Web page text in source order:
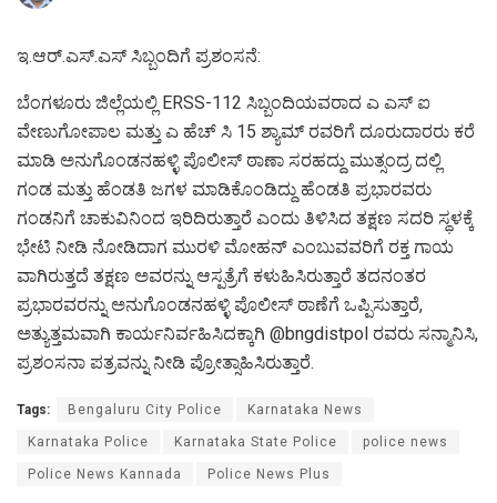
ಇ.ಆರ್.ಎಸ್.ಎಸ್ ಸಿಬ್ಬಂದಿಗೆ ಪ್ರಶಂಸನೆ:
ಬೆಂಗಳೂರು ಜಿಲ್ಲೆಯಲ್ಲಿ ERSS-112 ಸಿಬ್ಬಂದಿಯವರಾದ ಎ ಎಸ್ ಐ
ವೇಣುಗೋಪಾಲ ಮತ್ತು ಎ ಹೆಚ್ ಸಿ 15 ಶ್ಯಾಮ್ ರವರಿಗೆ ದೂರುದಾರರು ಕರೆ
ಮಾಡಿ ಅನುಗೊಂಡನಹಳ್ಳಿ ಪೊಲೀಸ್ ಠಾಣಾ ಸರಹದ್ದು ಮುತ್ಸಂದ್ರ ದಲ್ಲಿ
ಗಂಡ ಮತ್ತು ಹೆಂಡತಿ ಜಗಳ ಮಾಡಿಕೊಂಡಿದ್ದು ಹೆಂಡತಿ ಪ್ರಭಾರವರು
ಗಂಡನಿಗೆ ಚಾಕುವಿನಿಂದ ಇರಿದಿರುತ್ತಾರೆ ಎಂದು ತಿಳಿಸಿದ ತಕ್ಷಣ ಸದರಿ ಸ್ಥಳಕ್ಕೆ
ಭೇಟಿ ನೀಡಿ ನೋಡಿದಾಗ ಮುರಳಿ ಮೋಹನ್ ಎಂಬುವವರಿಗೆ ರಕ್ತ ಗಾಯ
ವಾಗಿರುತ್ತದೆ ತಕ್ಷಣ ಅವರನ್ನು ಆಸ್ಪತ್ರೆಗೆ ಕಳುಹಿಸಿರುತ್ತಾರೆ ತದನಂತರ
ಪ್ರಭಾರವರನ್ನು ಅನುಗೊಂಡನಹಳ್ಳಿ ಪೊಲೀಸ್ ಠಾಣೆಗೆ ಒಪ್ಪಿಸುತ್ತಾರೆ,
ಅತ್ಯುತ್ತಮವಾಗಿ ಕಾರ್ಯನಿರ್ವಹಿಸಿದಕ್ಕಾಗಿ @bngdistpol ರವರು ಸನ್ಮಾನಿಸಿ,
ಪ್ರಶಂಸನಾ ಪತ್ರವನ್ನು ನೀಡಿ ಪ್ರೋತ್ಸಾಹಿಸಿರುತ್ತಾರೆ.
Tags: Bengaluru City Police Karnataka News
Karnataka Police Karnataka State Police police news
Police News Kannada Police News Plus